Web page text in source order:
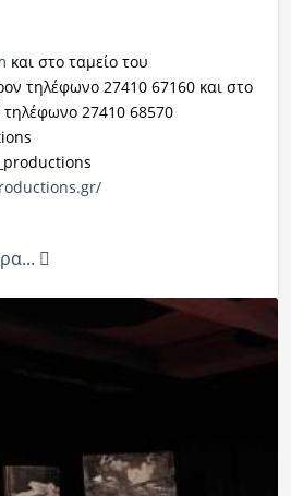
και στο ταμείο του
τηλέφωνο 27410 67160 και στο
τηλέφωνο 27410 68570
ions.gr/